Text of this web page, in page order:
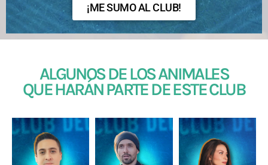
¡ME SUMO AL CLUB!
ALGUNOS DE LOS ANIMALES
QUE HARÁN PARTE DE ESTE CLUB